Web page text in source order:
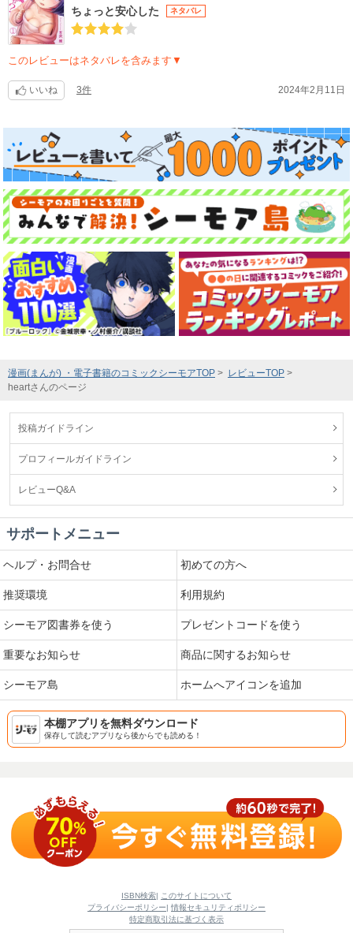
ちょっと安心した
ネタバレ
このレビューはネタバレを含みます▼
いいね 3件 2024年2月11日
漫画(まんが) ・電子書籍のコミックシーモアTOP
レビューTOP
heartさんのページ
投稿ガイドライン
プロフィールガイドライン
レビューQ&A
サポートメニュー
ヘルプ・お問合せ 初めての方へ
推奨環境 利用規約
シーモア図書券を使う プレゼントコードを使う
重要なお知らせ 商品に関するお知らせ
シーモア島 ホームへアイコンを追加
本棚アプリを無料ダウンロード
保存して読むアプリなら後からでも読める！
ISBN検索| このサイトについて
プライバシーポリシー| 情報セキュリティポリシー
特定商取引法に基づく表示